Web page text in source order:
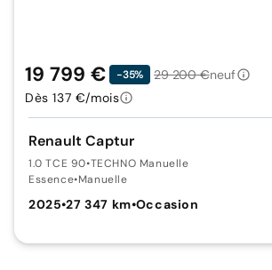
Renault Captur
1.0 TCE 90•TECHNO Manuelle
Essence•Manuelle
2025•27 347 km•Occasion
19 799 € -35% 29 200 €neuf
Dès 137 €/mois